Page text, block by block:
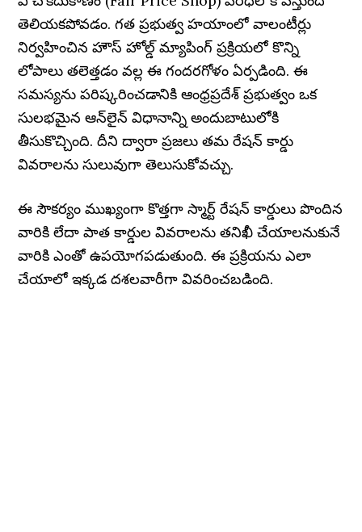
తెలియకపోవడం. గత ప్రభుత్వ హయాంలో వాలంటీర్లు
నిర్వహించిన హౌస్ హోల్డ్ మ్యాపింగ్ ప్రక్రియలో కొన్ని
లోపాలు తలెత్తడం వల్ల ఈ గందరగోళం ఏర్పడింది. ఈ
సమస్యను పరిష్కరించడానికి ఆంధ్రప్రదేశ్ ప్రభుత్వం ఒక
సులభమైన ఆన్‌లైన్ విధానాన్ని అందుబాటులోకి
తీసుకొచ్చింది. దీని ద్వారా ప్రజలు తమ రేషన్ కార్డు
వివరాలను సులువుగా తెలుసుకోవచ్చు.
ఈ సౌకర్యం ముఖ్యంగా కొత్తగా స్మార్ట్ రేషన్ కార్డులు పొందిన
వారికి లేదా పాత కార్డుల వివరాలను తనిఖీ చేయాలనుకునే
వారికి ఎంతో ఉపయోగపడుతుంది. ఈ ప్రక్రియను ఎలా
చేయాలో ఇక్కడ దశలవారీగా వివరించబడింది.